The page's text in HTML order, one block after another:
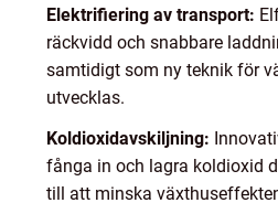
Elektrifiering av transport:
räckvidd och snabbare
samtidigt som ny teknik för
utvecklas.
Koldioxidavskiljning:
fånga in och lagra koldioxid
till att minska